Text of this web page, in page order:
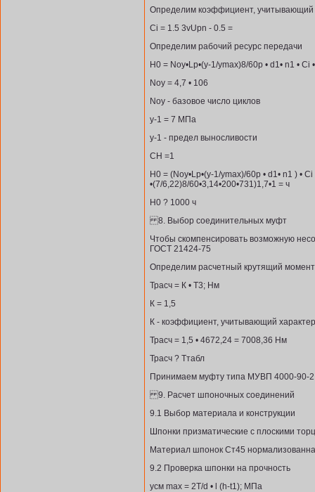
Определим коэффициент, учитывающий
Сi = 1.5 3vUpn - 0.5 =
Определим рабочий ресурс передачи
Н0 = Nоу•Lp•(у-1/уmax)8/60р • d1• n1 • Ci
Nоу = 4,7 • 106
Nоу - базовое число циклов
у-1 = 7 МПа
у-1 - предел выносливости
CH =1
Н0 = (Nоу•Lp•(у-1/уmax)/60р • d1• n1 ) •
•(7/6,22)8/60•3,14•200•731)1,7•1 = ч
Н0 ? 1000 ч
8. Выбор соединительных муфт
Чтобы скомпенсировать возможную
ГОСТ 21424-75
Определим расчетный крутящий момент
Трасч = К • Т3; Нм
К = 1,5
К - коэффициент, учитывающий
Трасч = 1,5 • 4672,24 = 7008,36 Нм
Трасч ? Ттабл
Принимаем муфту типа МУВП 4000-90-
9. Расчет шпоночных соединений
9.1 Выбор материала и конструкции
Шпонки призматические с плоскими
Материал шпонок Ст45
9.2 Проверка шпонки на прочность
усм max = 2Т/d • l (h-t1); МПа